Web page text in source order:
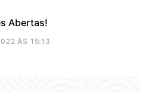
Abertas!
ÀS 15:13